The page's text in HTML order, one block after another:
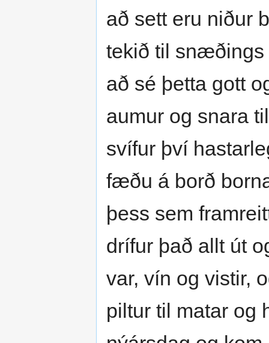
að sett eru niður
tekið til snæðings
að sé þetta gott
aumur og snara
svífur því
fæðu á borð
þess sem
drífur það allt út
var, vín og vistir,
piltur til matar og